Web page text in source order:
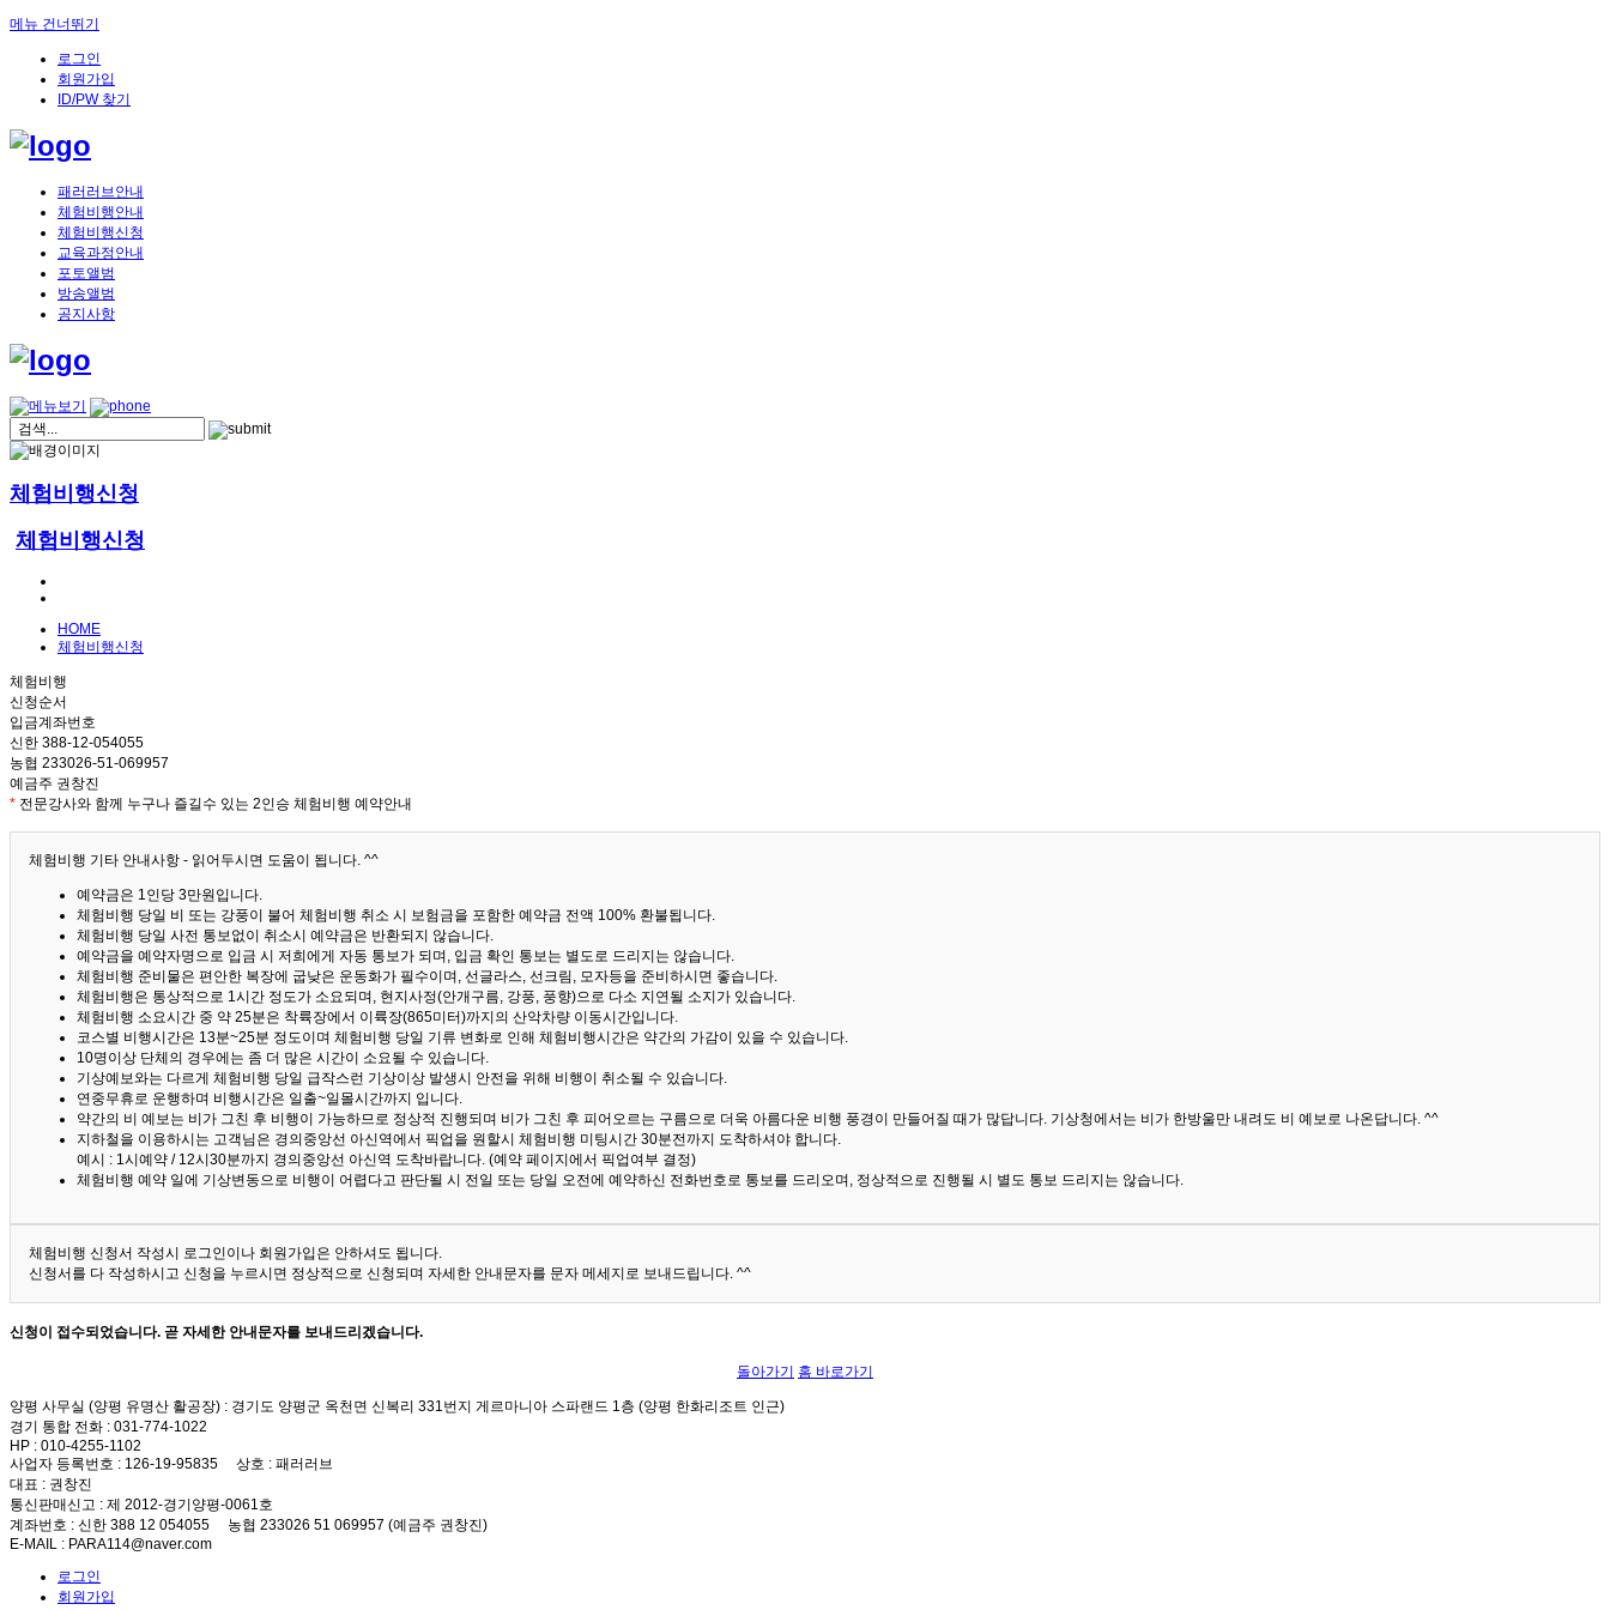
메뉴 건너뛰기
로그인
회원가입
ID/PW 찾기
패러러브안내
체험비행안내
체험비행신청
교육과정안내
포토앨범
방송앨범
공지사항
체험비행신청
체험비행신청
HOME
체험비행신청
체험비행
신청순서
입금계좌번호
신한 388-12-054055
농협 233026-51-069957
예금주 권창진
* 전문강사와 함께 누구나 즐길수 있는 2인승 체험비행 예약안내
체험비행 기타 안내사항 - 읽어두시면 도움이 됩니다. ^^
예약금은 1인당 3만원입니다.
체험비행 당일 비 또는 강풍이 불어 체험비행 취소 시 보험금을 포함한 예약금 전액 100% 환불됩니다.
체험비행 당일 사전 통보없이 취소시 예약금은 반환되지 않습니다.
예약금을 예약자명으로 입금 시 저희에게 자동 통보가 되며, 입금 확인 통보는 별도로 드리지는 않습니다.
체험비행 준비물은 편안한 복장에 굽낮은 운동화가 필수이며, 선글라스, 선크림, 모자등을 준비하시면 좋습니다.
체험비행은 통상적으로 1시간 정도가 소요되며, 현지사정(안개구름, 강풍, 풍향)으로 다소 지연될 소지가 있습니다.
체험비행 소요시간 중 약 25분은 착륙장에서 이륙장(865미터)까지의 산악차량 이동시간입니다.
코스별 비행시간은 13분~25분 정도이며 체험비행 당일 기류 변화로 인해 체험비행시간은 약간의 가감이 있을 수 있습니다.
10명이상 단체의 경우에는 좀 더 많은 시간이 소요될 수 있습니다.
기상예보와는 다르게 체험비행 당일 급작스런 기상이상 발생시 안전을 위해 비행이 취소될 수 있습니다.
연중무휴로 운행하며 비행시간은 일출~일몰시간까지 입니다.
약간의 비 예보는 비가 그친 후 비행이 가능하므로 정상적 진행되며 비가 그친 후 피어오르는 구름으로 더욱 아름다운 비행 풍경이 만들어질 때가 많답니다. 기상청에서는 비가 한방울만 내려도 비 예보로 나온답니다. ^^
지하철을 이용하시는 고객님은 경의중앙선 아신역에서 픽업을 원할시 체험비행 미팅시간 30분전까지 도착하셔야 합니다.
예시 : 1시예약 / 12시30분까지 경의중앙선 아신역 도착바랍니다. (예약 페이지에서 픽업여부 결정)
체험비행 예약 일에 기상변동으로 비행이 어렵다고 판단될 시 전일 또는 당일 오전에 예약하신 전화번호로 통보를 드리오며, 정상적으로 진행될 시 별도 통보 드리지는 않습니다.
체험비행 신청서 작성시 로그인이나 회원가입은 안하셔도 됩니다.
신청서를 다 작성하시고 신청을 누르시면 정상적으로 신청되며 자세한 안내문자를 문자 메세지로 보내드립니다. ^^
신청이 접수되었습니다. 곧 자세한 안내문자를 보내드리겠습니다.
돌아가기 홈 바로가기
양평 사무실 (양평 유명산 활공장) : 경기도 양평군 옥천면 신복리 331번지 게르마니아 스파랜드 1층 (양평 한화리조트 인근)
경기 통합 전화 : 031-774-1022
HP : 010-4255-1102
사업자 등록번호 : 126-19-95835 상호 : 패러러브
대표 : 권창진
통신판매신고 : 제 2012-경기양평-0061호
계좌번호 : 신한 388 12 054055 농협 233026 51 069957 (예금주 권창진)
E-MAIL : PARA114@naver.com
로그인
회원가입